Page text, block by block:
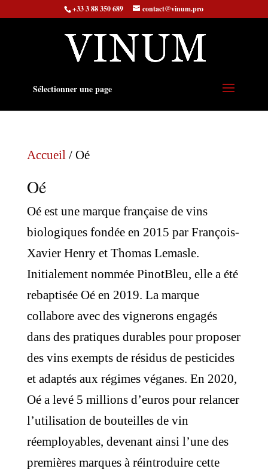
+33 3 88 350 689 contact@vinum.pro
Sélectionner une page
Accueil/ Oé
Oé
Oé est une marque française de vins
biologiques fondée en 2015 par François-
Xavier Henry et Thomas Lemasle.
Initialement nommée PinotBleu, elle a été
rebaptisée Oé en 2019. La marque
collabore avec des vignerons engagés
dans des pratiques durables pour proposer
des vins exempts de résidus de pesticides
et adaptés aux régimes véganes. En 2020,
Oé a levé 5 millions d’euros pour relancer
l’utilisation de bouteilles de vin
réemployables, devenant ainsi l’une des
premières marques à réintroduire cette